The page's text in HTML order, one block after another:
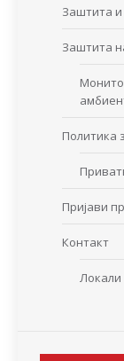
Заштита
Заштита
Политика
Пријави
Контакт
Локали